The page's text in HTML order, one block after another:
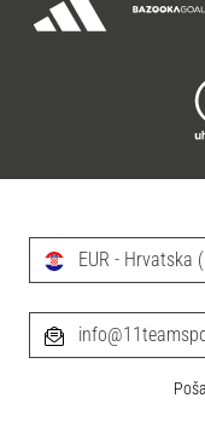
EUR - Hrvatska